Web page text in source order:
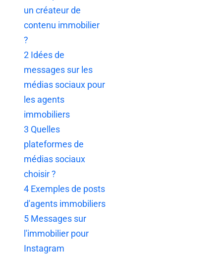
un créateur de
contenu immobilier
?
2 Idées de
messages sur les
médias sociaux pour
les agents
immobiliers
3 Quelles
plateformes de
médias sociaux
choisir ?
4 Exemples de posts
d'agents immobiliers
5 Messages sur
l'immobilier pour
Instagram